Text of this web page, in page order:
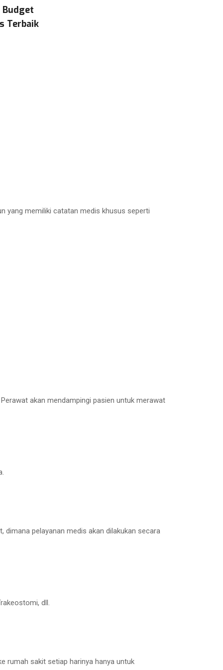
Budget
Terbaik
yang memiliki catatan medis khusus seperti
akan mendampingi pasien untuk merawat
pelayanan medis akan dilakukan secara
dll.
rumah sakit setiap harinya hanya untuk